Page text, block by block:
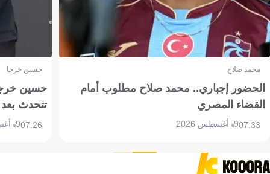
محمد صلاح
الحضور إجباري.. محمد صلاح مطلوب أمام
القضاء المصري
07:339 أغسطس 2026
حسين خرجا
حسين
تتحدث
07:269 أغسطس 2026